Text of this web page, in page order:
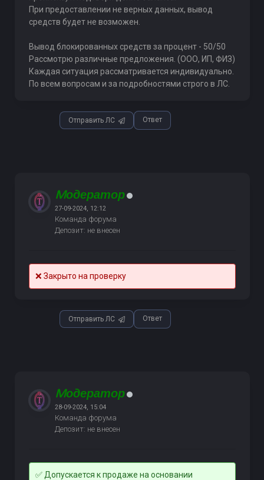
При предоставлении не верных данных, вывод
средств будет не возможен.
Вывод блокированных средств за процент - 50/50
Рассмотрю различные предложения. (ООО, ИП, ФИЗ)
Каждая ситуация рассматривается индивидуально.
По всем вопросам и за подробностями строго в ЛС.
Отправить ЛС Ответ
Mодератор
27-09-2024, 12:12
Команда форума
Депозит: не внесен
❌ Закрыто на проверку
Отправить ЛС Ответ
Mодератор
28-09-2024, 15:04
Команда форума
Депозит: не внесен
✅ Допускается к продаже на основании